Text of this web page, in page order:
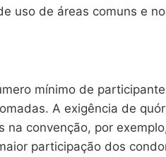
uso de áreas comuns e
mínimo de
A exigência de
na convenção, por
participação dos